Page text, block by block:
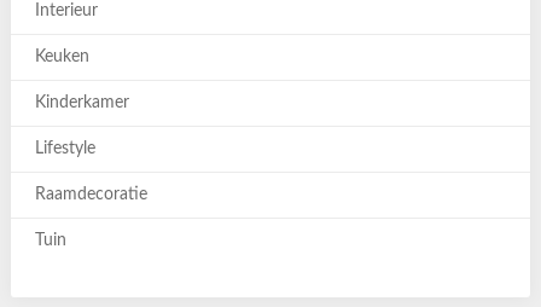
Interieur
Keuken
Kinderkamer
Lifestyle
Raamdecoratie
Tuin